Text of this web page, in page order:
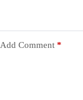
Add Comment *